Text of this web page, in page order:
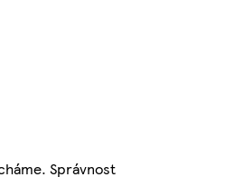
Správnost